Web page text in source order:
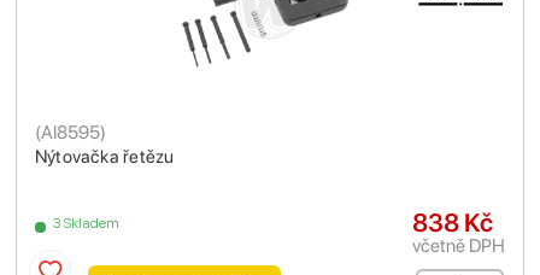
Nýtovačka řetězu
(AI8595)
3 Skladem 838 Kč
včetně DPH